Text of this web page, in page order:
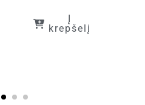
Į
krepšelį